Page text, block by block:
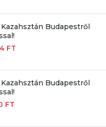
Budapestről
FT
Budapestről
FT